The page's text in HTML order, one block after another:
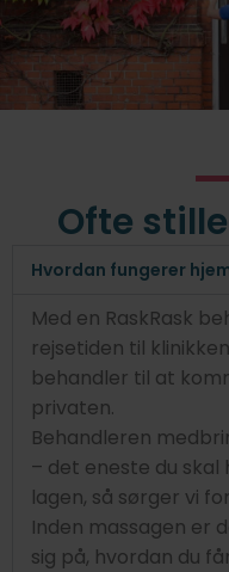
Ofte
Hvordan fungerer
Med en RaskRask
rejsetiden til
behandler til at
privaten.
Behandleren
– det eneste du
lagen, så sørger vi
Inden massagen er
sig på, hvordan du